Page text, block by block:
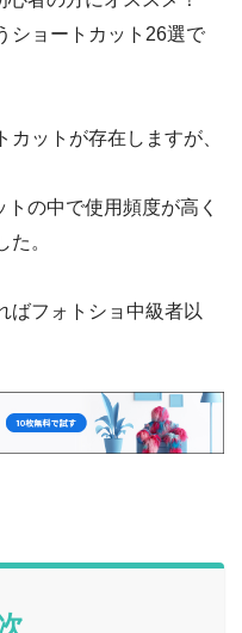
ショートカット26選で
ットが存在しますが、
の中で使用頻度が高く
。
ばフォトショ中級者以